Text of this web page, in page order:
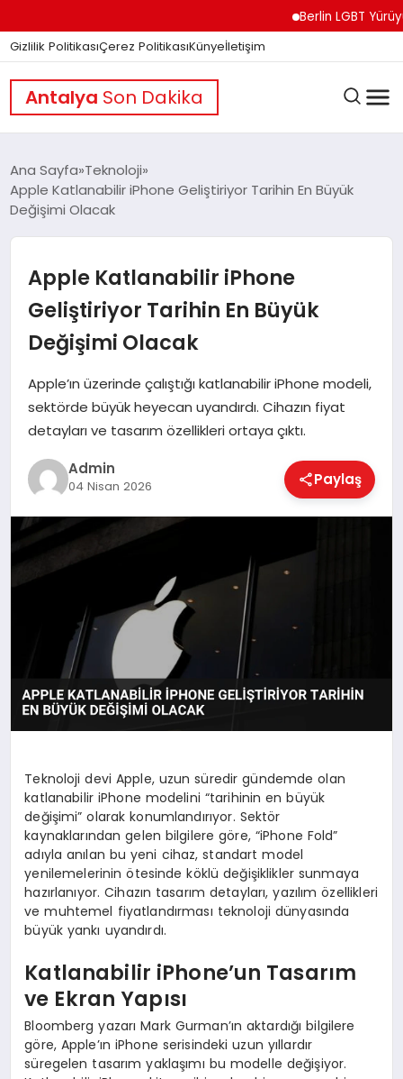
Berlin LGBT
Gizlilik PolitikasıÇerez PolitikasıKünyeİletişim
Antalya Son Dakika
GÜNDEM
DÜNYA
EĞITIM
EKONOMI
MAGAZIN
SAĞLIK
TEKNOLOJI
Ana Sayfa Teknoloji
Apple Katlanabilir iPhone Geliştiriyor Tarihin En Büyük
Değişimi Olacak
Apple Katlanabilir iPhone
Geliştiriyor Tarihin En Büyük
Değişimi Olacak
Apple’ın üzerinde çalıştığı katlanabilir iPhone modeli,
sektörde büyük heyecan uyandırdı. Cihazın fiyat
detayları ve tasarım özellikleri ortaya çıktı.
Admin
04 Nisan 2026 Paylaş
Teknoloji devi Apple, uzun süredir gündemde olan
katlanabilir iPhone modelini “tarihinin en büyük
değişimi” olarak konumlandırıyor. Sektör
kaynaklarından gelen bilgilere göre, “iPhone Fold”
adıyla anılan bu yeni cihaz, standart model
yenilemelerinin ötesinde köklü değişiklikler sunmaya
hazırlanıyor. Cihazın tasarım detayları, yazılım özellikleri
ve muhtemel fiyatlandırması teknoloji dünyasında
büyük yankı uyandırdı.
Katlanabilir iPhone’un Tasarım
ve Ekran Yapısı
Bloomberg yazarı Mark Gurman’ın aktardığı bilgilere
göre, Apple’ın iPhone serisindeki uzun yıllardır
süregelen tasarım yaklaşımı bu modelle değişiyor.